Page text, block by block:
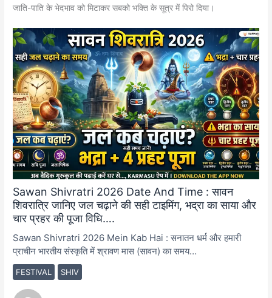
जाति-पाति के भेदभाव को मिटाकर सबको भक्ति के सूत्र में पिरो दिया।
Sawan Shivratri 2026 Date And Time : सावन
शिवरात्रि जानिए जल चढ़ाने की सही टाइमिंग, भद्रा का साया और
चार प्रहर की पूजा विधि….
FESTIVAL SHIV
Sawan Shivratri 2026 Mein Kab Hai : सनातन धर्म और हमारी
प्राचीन भारतीय संस्कृति में श्रावण मास (सावन) का समय…